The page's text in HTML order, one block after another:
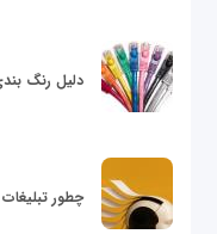
دلیل رنگ
چطور